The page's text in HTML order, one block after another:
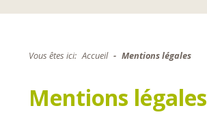
Vous êtes ici: Accueil Mentions légales
Mentions légales